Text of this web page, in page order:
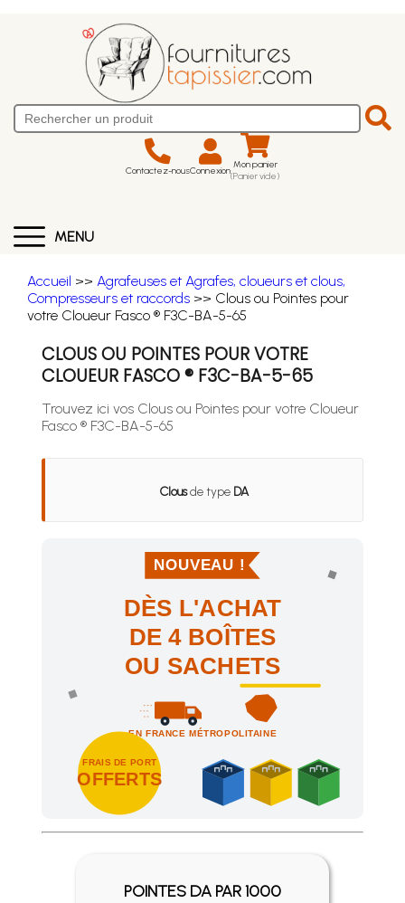
Contactez-nousConnexion Mon panier
(Panier vide)
MENU
Accueil >> Agrafeuses et Agrafes, cloueurs et clous,
Compresseurs et raccords >> Clous ou Pointes pour
votre Cloueur Fasco ® F3C-BA-5-65
CLOUS OU POINTES POUR VOTRE
CLOUEUR FASCO ® F3C-BA-5-65
Trouvez ici vos Clous ou Pointes pour votre Cloueur
Fasco ® F3C-BA-5-65
Clousde type DA
NOUVEAU !
DÈS L'ACHAT
DE 4 BOÎTES
OU SACHETS
EN FRANCE MÉTROPOLITAINE
FRAIS DE PORT
OFFERTS
Achetez 4 sachets ou boîtes d'agrafes ou de pointes et
POINTES DA PAR 1000